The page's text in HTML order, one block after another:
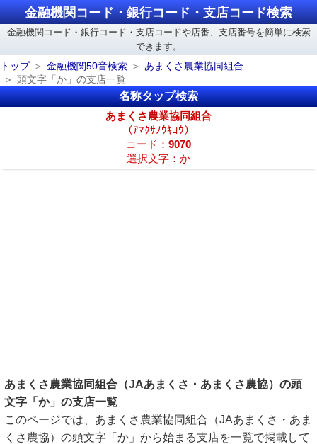
金融機関コード・銀行コード・支店コード検索
金融機関コード・銀行コード・支店コードや店番、支店番号を簡単に検索
できます。
トップ
金融機関50音検索
あまくさ農業協同組合
頭文字「か」の支店一覧
名称タップ検索
あまくさ農業協同組合
（ｱﾏｸｻﾉｳｷﾖｳ）
コード： 9070
選択文字：か
あまくさ農業協同組合（JAあまくさ・あまくさ農協）の頭
文字「か」の支店一覧
このページでは、あまくさ農業協同組合（JAあまくさ・あま
くさ農協）の頭文字「か」から始まる支店を一覧で掲載して